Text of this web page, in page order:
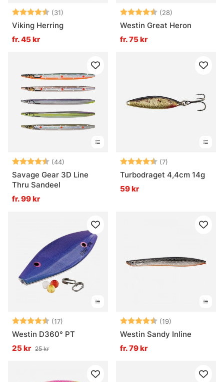
Betyg: (31)
4.3 utav 5 stjärnor
Viking Herring
fr. 45 kr
Betyg: (28)
Westin Great Heron
fr. 75 kr
Betyg: (44)
4.8 utav 5 stjärnor
Savage Gear 3D Line
Thru Sandeel
fr. 99 kr
Betyg: (7)
Turbodraget 4,4cm 14g
59 kr
Betyg: (17)
4.9 utav 5 stjärnor
Westin D360° PT
25 kr 25 kr
Betyg: (19)
Westin Sandy Inline
fr. 79 kr